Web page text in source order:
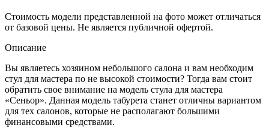
Стоимость модели представленной на фото может отличаться
от базовой цены. Не является публичной офертой.
Описание
Вы являетесь хозяином небольшого салона и вам необходим
стул для мастера по не высокой стоимости? Тогда вам стоит
обратить свое внимание на модель стула для мастера
«Сеньор». Данная модель табурета станет отличны вариантом
для тех салонов, которые не располагают большими
финансовыми средствами.